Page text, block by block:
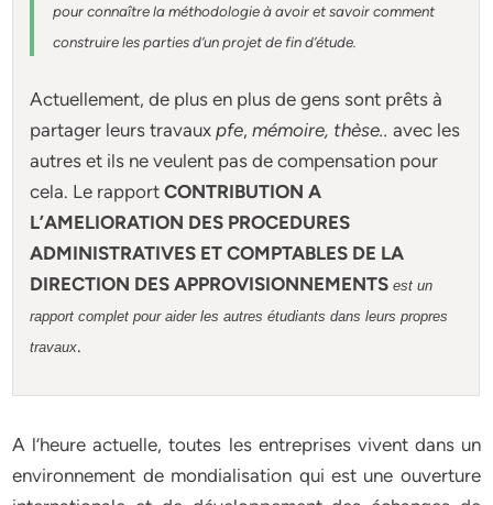
pour connaître la méthodologie à avoir et savoir comment
construire les parties d’un projet de fin d’étude
Actuellement, de plus en plus de gens sont prêts à
partager leurs travauxpfe,mémoire, thèse.. avec les
autres et ils ne veulent pas de compensation pour
cela. Le rapportCONTRIBUTION A
L’AMELIORATION DES PROCEDURES
ADMINISTRATIVES ET COMPTABLES DE LA
DIRECTION DES APPROVISIONNEMENTS est un
rapport complet pour aider les autres étudiants dans leurs propres
travaux.
A l’heure actuelle, toutes les entreprises vivent dans un
environnement de mondialisation qui est une ouverture